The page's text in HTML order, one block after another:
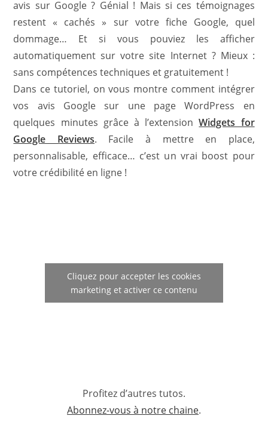
avis sur Google ? Génial ! Mais si ces témoignages
restent « cachés » sur votre fiche Google, quel
dommage… Et si vous pouviez les afficher
automatiquement sur votre site Internet ? Mieux :
sans compétences techniques et gratuitement !
Dans ce tutoriel, on vous montre comment intégrer
vos avis Google sur une page WordPress en
quelques minutes grâce à l’extensionWidgets for
Google Reviews. Facile à mettre en place,
personnalisable, efficace… c’est un vrai boost pour
votre crédibilité en ligne !
Cliquez pour accepter les cookies
marketing et activer ce contenu
Profitez d’autres tutos.
Abonnez-vous à notre chaine.